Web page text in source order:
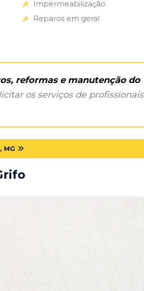
Impermeabilização
Reparos em geral
reformas e manutenção do
os serviços de profissionais
MG